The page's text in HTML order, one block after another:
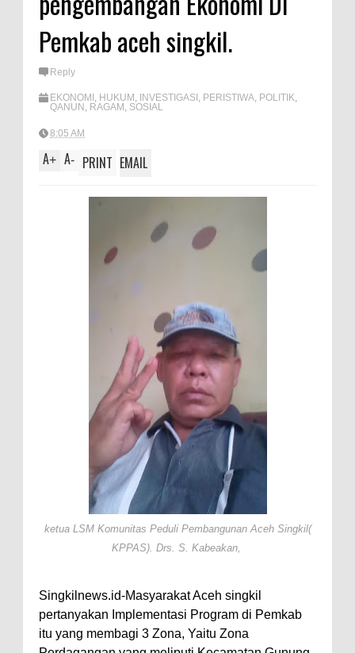
Pemkab aceh singkil.
Reply
EKONOMI , HUKUM , INVESTIGASI , PERISTIWA, POLITIK,
QANUN , RAGAM , SOSIAL
8:05 AM
A+ A- PRINT EMAIL
ketua LSM Komunitas Peduli Pembangunan Aceh Singkil(
KPPAS). Drs. S. Kabeakan,
Singkilnews.id-Masyarakat Aceh singkil
pertanyakan Implementasi Program di Pemkab
itu yang membagi 3 Zona, Yaitu Zona